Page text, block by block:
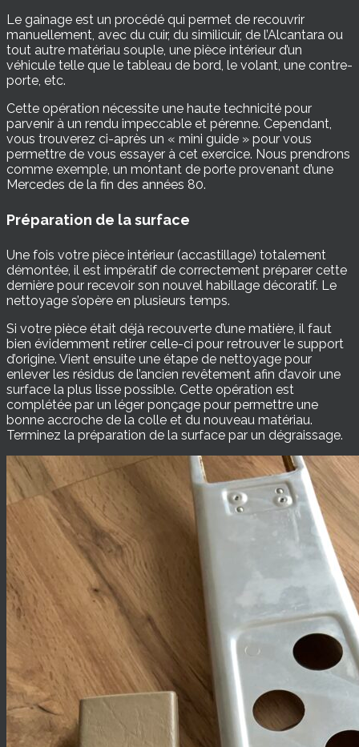
Le gainage est un procédé qui permet de recouvrir
manuellement, avec du cuir, du similicuir, de l’Alcantara ou
tout autre matériau souple, une pièce intérieur d’un
véhicule telle que le tableau de bord, le volant, une contre-
porte, etc.
Cette opération nécessite une haute technicité pour
parvenir à un rendu impeccable et pérenne. Cependant,
vous trouverez ci-après un « mini guide » pour vous
permettre de vous essayer à cet exercice. Nous prendrons
comme exemple, un montant de porte provenant d’une
Mercedes de la fin des années 80.
Préparation de la surface
Une fois votre pièce intérieur (accastillage) totalement
démontée, il est impératif de correctement préparer cette
dernière pour recevoir son nouvel habillage décoratif. Le
nettoyage s’opère en plusieurs temps.
Si votre pièce était déjà recouverte d’une matière, il faut
bien évidemment retirer celle-ci pour retrouver le support
d’origine. Vient ensuite une étape de nettoyage pour
enlever les résidus de l’ancien revêtement afin d’avoir une
surface la plus lisse possible. Cette opération est
complétée par un léger ponçage pour permettre une
bonne accroche de la colle et du nouveau matériau.
Terminez la préparation de la surface par un dégraissage.